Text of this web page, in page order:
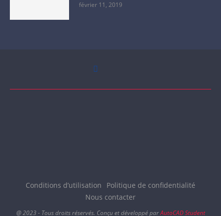
février 11, 2019
Conditions d’utilisation
Politique de confidentialité
Nous contacter
@ 2023 - Tous droits réservés. Conçu et développé parAutoCAD Student